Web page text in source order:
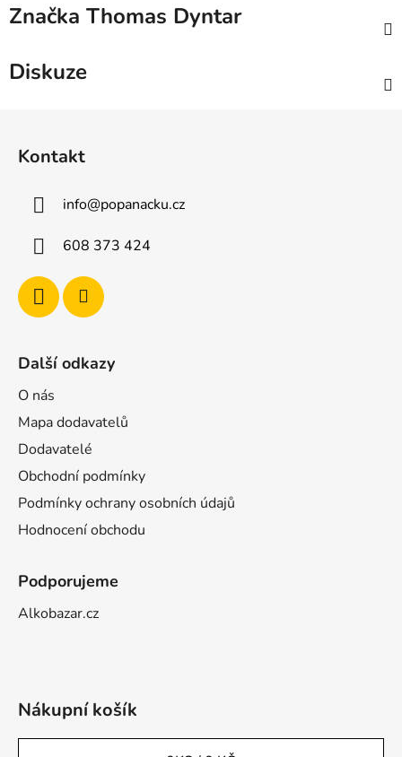
Značka Thomas Dyntar
Diskuze
Kontakt
info@popanacku.cz
608 373 424
Další odkazy
O nás
Mapa dodavatelů
Dodavatelé
Obchodní podmínky
Podmínky ochrany osobních údajů
Hodnocení obchodu
Podporujeme
Alkobazar.cz
Nákupní košík